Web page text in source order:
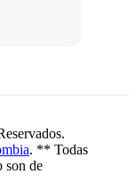
. ** Todas
son de